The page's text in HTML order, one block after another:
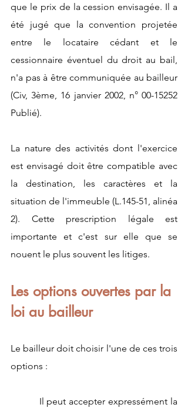
que le prix de la cession envisagée. Il a
été jugé que la convention projetée
entre le locataire cédant et le
cessionnaire éventuel du droit au bail,
n'a pas à être communiquée au bailleur
(Civ, 3ème, 16 janvier 2002, n° 00-15252
Publié).
La nature des activités dont l'exercice
est envisagé doit être compatible avec
la destination, les caractères et la
situation de l'immeuble (L.145-51, alinéa
2). Cette prescription légale est
importante et c'est sur elle que se
nouent le plus souvent les litiges.
Les options ouvertes par la
loi au bailleur
Le bailleur doit choisir l'une de ces trois
options :